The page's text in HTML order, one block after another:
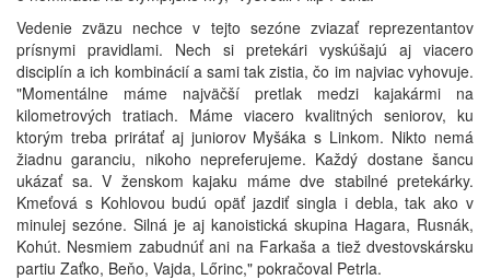
Vedenie zväzu nechce v tejto sezóne zviazať reprezentantov
prísnymi pravidlami. Nech si pretekári vyskúšajú aj viacero
disciplín a ich kombinácií a sami tak zistia, čo im najviac vyhovuje.
"Momentálne máme najväčší pretlak medzi kajakármi na
kilometrových tratiach. Máme viacero kvalitných seniorov, ku
ktorým treba prirátať aj juniorov Myšáka s Linkom. Nikto nemá
žiadnu garanciu, nikoho nepreferujeme. Každý dostane šancu
ukázať sa. V ženskom kajaku máme dve stabilné pretekárky.
Kmeťová s Kohlovou budú opäť jazdiť singla i debla, tak ako v
minulej sezóne. Silná je aj kanoistická skupina Hagara, Rusnák,
Kohút. Nesmiem zabudnúť ani na Farkaša a tiež dvestovskársku
partiu Zaťko, Beňo, Vajda, Lőrinc," pokračoval Petrla.